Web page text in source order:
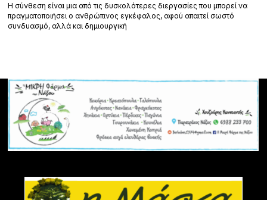
Η σύνθεση είναι μια από τις δυσκολότερες διεργασίες που μπορεί να
πραγματοποιήσει ο ανθρώπινος εγκέφαλος, αφού απαιτεί σωστό
συνδυασμό, αλλά και δημιουργική